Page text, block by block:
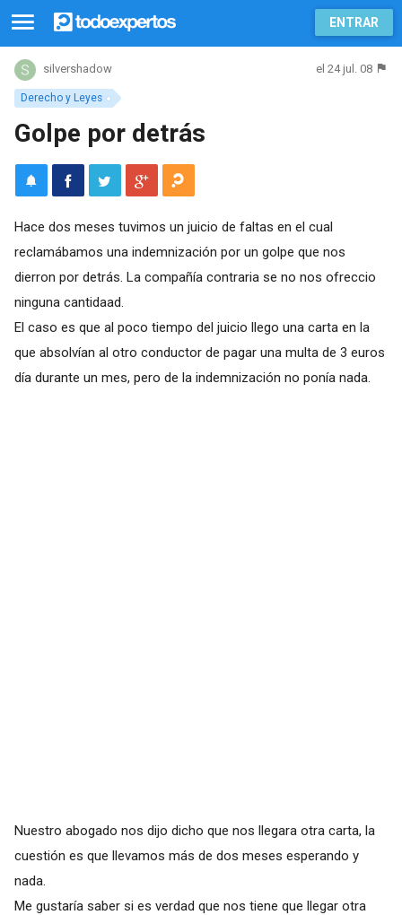
ENTRAR
Derecho y Leyes
silvershadow el 24 jul. 08
Golpe por detrás
Hace dos meses tuvimos un juicio de faltas en el cual
reclamábamos una indemnización por un golpe que nos
dierron por detrás. La compañía contraria se no nos ofreccio
ninguna cantidaad.
El caso es que al poco tiempo del juicio llego una carta en la
que absolvían al otro conductor de pagar una multa de 3 euros
día durante un mes, pero de la indemnización no ponía nada.
Nuestro abogado nos dijo dicho que nos llegara otra carta, la
cuestión es que llevamos más de dos meses esperando y
nada.
Me gustaría saber si es verdad que nos tiene que llegar otra